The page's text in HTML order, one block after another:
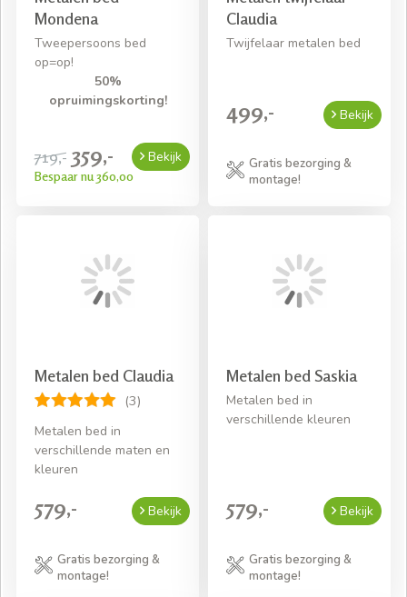
Mondena
Tweepersoons bed
op=op!
50%
opruimingskorting!
719,- 359,-
Bespaar nu 360,00
Bekijk
Claudia
Twijfelaar metalen bed
499,- Bekijk
Gratis bezorging &
montage!
Metalen bed Claudia
(3)
Metalen bed in
verschillende maten en
kleuren
579,- Bekijk
Gratis bezorging &
montage!
Metalen bed Saskia
Metalen bed in
verschillende kleuren
579,- Bekijk
Gratis bezorging &
montage!